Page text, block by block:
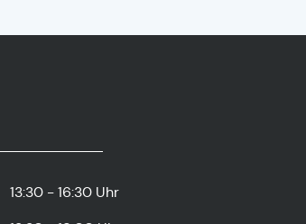
13:30 - 16:30 Uhr